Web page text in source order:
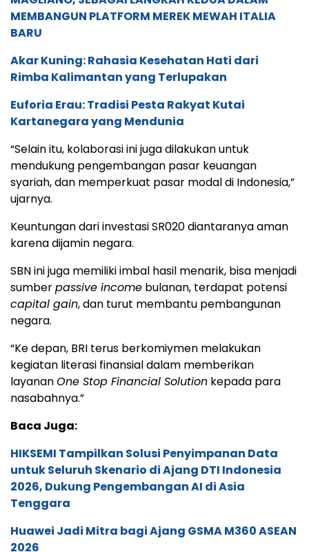
MEMBANGUN PLATFORM MEREK MEWAH ITALIA
BARU
Akar Kuning: Rahasia Kesehatan Hati dari
Rimba Kalimantan yang Terlupakan
Euforia Erau: Tradisi Pesta Rakyat Kutai
Kartanegara yang Mendunia
“Selain itu, kolaborasi ini juga dilakukan untuk
mendukung pengembangan pasar keuangan
syariah, dan memperkuat pasar modal di Indonesia,”
ujarnya.
Keuntungan dari investasi SR020 diantaranya aman
karena dijamin negara.
SBN ini juga memiliki imbal hasil menarik, bisa menjadi
sumberpassive income bulanan, terdapat potensi
capital gain, dan turut membantu pembangunan
negara.
“Ke depan, BRI terus berkomiymen melakukan
kegiatan literasi finansial dalam memberikan
layananOne Stop Financial Solution kepada para
nasabahnya.”
Baca Juga:
HIKSEMI Tampilkan Solusi Penyimpanan Data
untuk Seluruh Skenario di Ajang DTI Indonesia
2026, Dukung Pengembangan AI di Asia
Tenggara
Huawei Jadi Mitra bagi Ajang GSMA M360 ASEAN
2026